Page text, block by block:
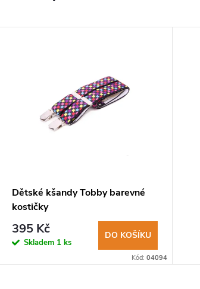
Dětské kšandy Tobby barevné
kostičky
395 Kč
Skladem 1 ks
DO KOŠÍKU
Kód: 04094